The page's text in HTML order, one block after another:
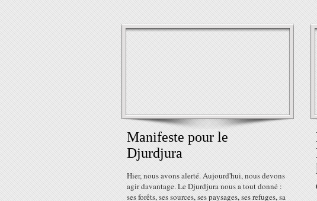
Manifeste pour le
Djurdjura
Hier, nous avons alerté. Aujourd'hui, nous devons
agir davantage. Le Djurdjura nous a tout donné :
ses forêts, ses sources, ses paysages, ses refuges, sa